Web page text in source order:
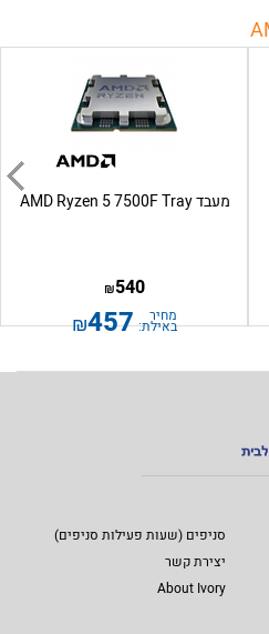
מעבד AMD Ryzen 5 7500F Tray
540
₪
מחיר
באילת: 457
₪
סניפים (שעות פעילות סניפים)
יצירת קשר
About Ivory